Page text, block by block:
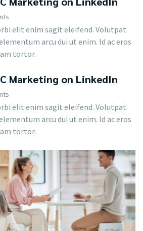
elit enim sagit eleifend. Volutpat
arcu dui ut enim. Id ac eros
tortor.
Marketing on LinkedIn
elit enim sagit eleifend. Volutpat
arcu dui ut enim. Id ac eros
tortor.